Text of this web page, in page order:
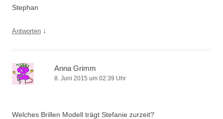
Stephan
Antworten ↓
Anna Grimm
8. Juni 2015 um 02:39 Uhr
Welches Brillen Modell trägt Stefanie zurzeit?